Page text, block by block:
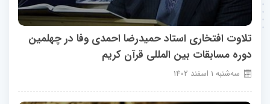
تلاوت افتخاری استاد حمیدرضا احمدی وفا در چهلمین
دوره مسابقات بین المللی قرآن کریم
سه‌شنبه 1 اسفند 1402